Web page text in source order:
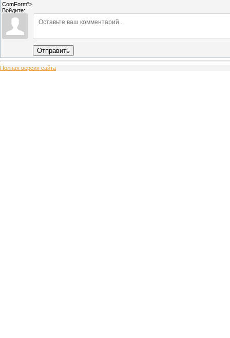
ComForm">
Войдите:
Отправить
Полная версия сайта